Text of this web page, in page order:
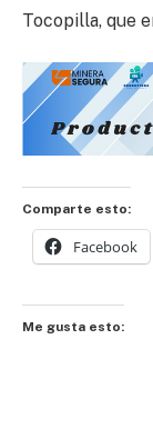
Tocopilla, que
Comparte esto:
Facebook
Me gusta esto: